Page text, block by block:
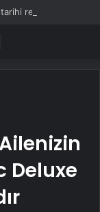
Deluxe